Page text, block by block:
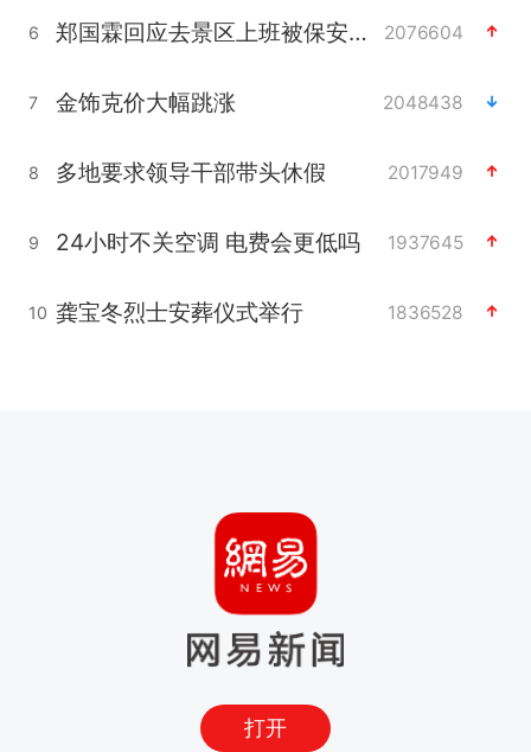
6 郑国霖回应去景区上班被保安拦下 2076604
7 金饰克价大幅跳涨 2048438
8 多地要求领导干部带头休假 2017949
9 24小时不关空调 电费会更低吗 1937645
10 龚宝冬烈士安葬仪式举行 1836528
打开